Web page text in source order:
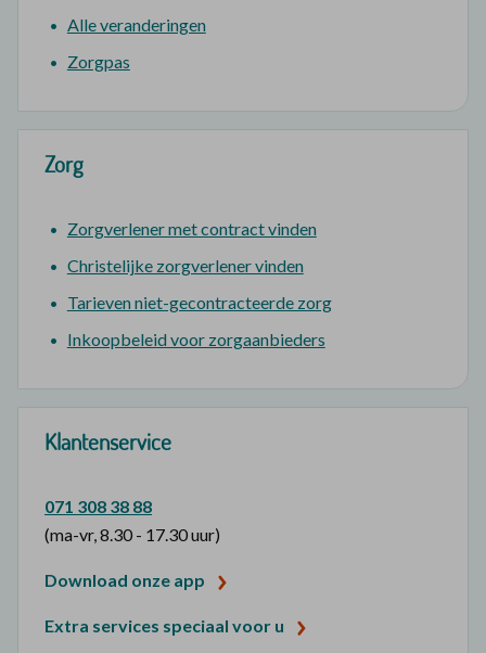
Alle veranderingen
Zorgpas
Zorg
Zorgverlener met contract vinden
Christelijke zorgverlener vinden
Tarieven niet-gecontracteerde zorg
Inkoopbeleid voor zorgaanbieders
Klantenservice
071 308 38 88
(ma-vr, 8.30 - 17.30 uur)
Download onze app
Extra services speciaal voor u